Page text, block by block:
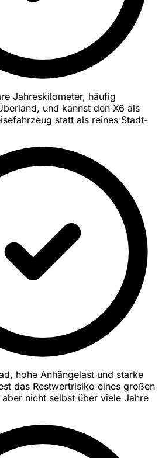
Jahreskilometer, häufig
und kannst den X6 als
statt als reines Stadt-
hohe Anhängelast und starke
das Restwertrisiko eines großen
aber nicht selbst über viele Jahre